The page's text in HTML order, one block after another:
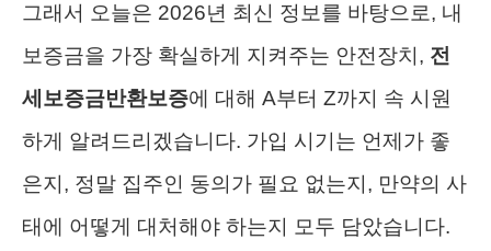
그래서 오늘은 2026년 최신 정보를 바탕으로, 내
보증금을 가장 확실하게 지켜주는 안전장치, 전
세보증금반환보증에 대해 A부터 Z까지 속 시원
하게 알려드리겠습니다. 가입 시기는 언제가 좋
은지, 정말 집주인 동의가 필요 없는지, 만약의 사
태에 어떻게 대처해야 하는지 모두 담았습니다.